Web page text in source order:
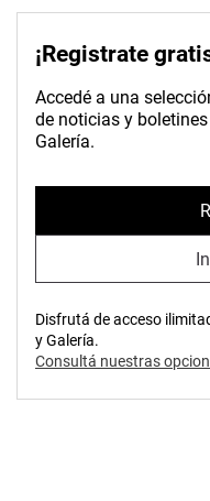
¡Registrate
Accedé a una
de noticias y
Galería.
Disfrutá de acceso
y Galería.
Consultá nuestras